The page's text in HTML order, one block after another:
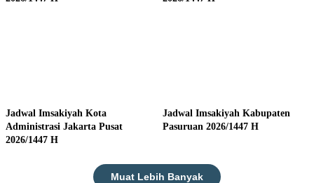
Jadwal Imsakiyah Kota
Administrasi Jakarta Pusat
2026/1447 H
Jadwal Imsakiyah Kabupaten
Pasuruan 2026/1447 H
Muat Lebih Banyak